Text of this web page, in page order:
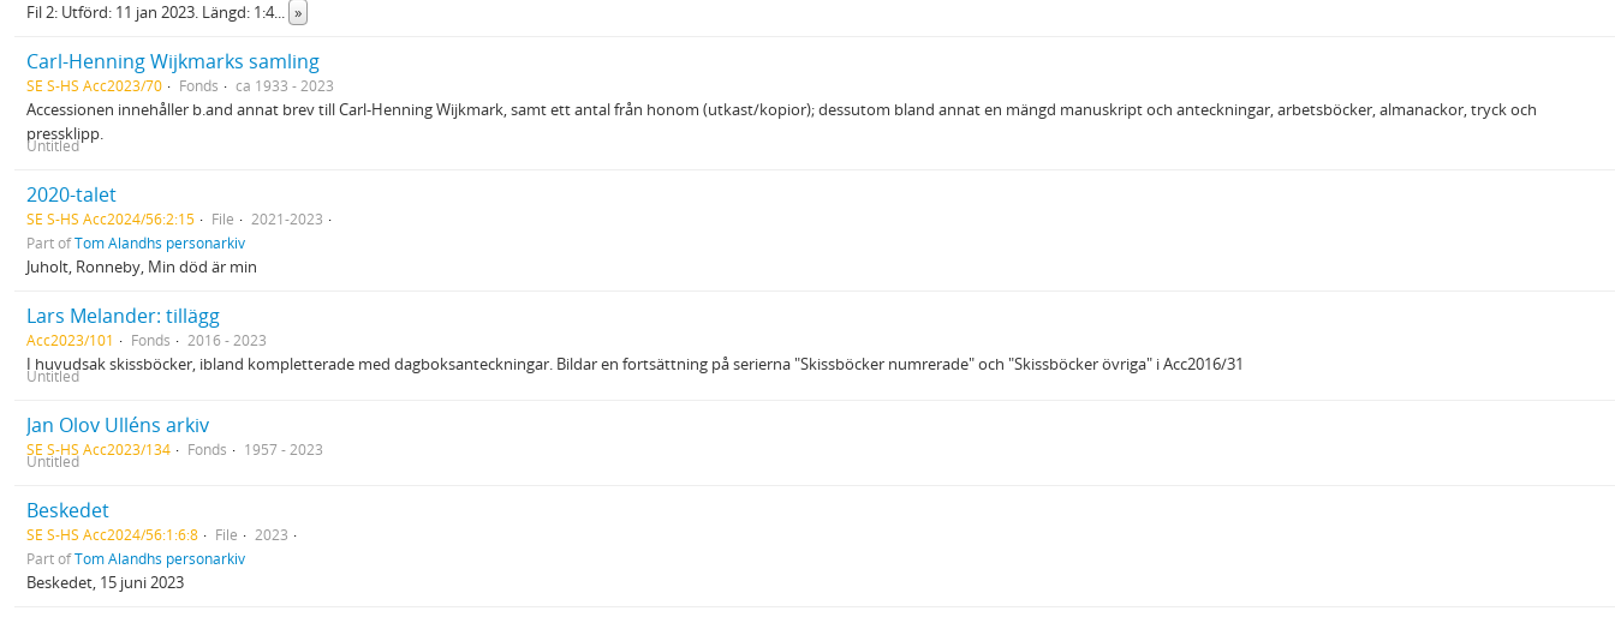
Fil 2: Utförd: 11 jan 2023. Längd: 1:4... »
Carl-Henning Wijkmarks samling
SE S-HS Acc2023/70 Fonds ca 1933 - 2023
Accessionen innehåller b.and annat brev till Carl-Henning Wijkmark, samt ett antal från honom (utkast/kopior); dessutom bland annat en mängd manuskript och anteckningar, arbetsböcker, almanackor, tryck och
pressklipp.
Untitled
2020-talet
SE S-HS Acc2024/56:2:15 File
2021-2023
Part ofTom Alandhs personarkiv
Juholt, Ronneby, Min död är min
Lars Melander: tillägg
Acc2023/101 Fonds 2016 - 2023
I huvudsak skissböcker, ibland kompletterade med dagboksanteckningar. Bildar en fortsättning på serierna "Skissböcker numrerade" och "Skissböcker övriga" i Acc2016/31
Untitled
Jan Olov Ulléns arkiv
SE S-HS Acc2023/134 Fonds 1957 - 2023
Untitled
Beskedet
SE S-HS Acc2024/56:1:6:8 File
2023
Part ofTom Alandhs personarkiv
Beskedet, 15 juni 2023